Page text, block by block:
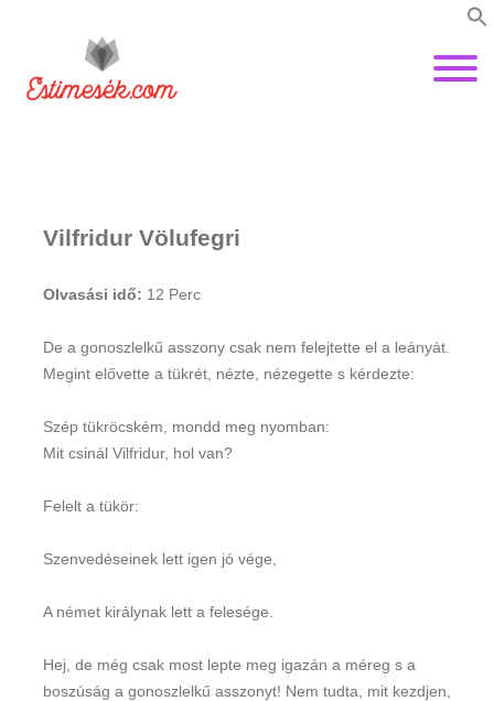
Vilfridur Völufegri
Olvasási idő: 12 Perc
De a gonoszlelkű asszony csak nem felejtette el a leányát.
Megint elővette a tükrét, nézte, nézegette s kérdezte:
Szép tükröcském, mondd meg nyomban:
Mit csinál Vilfridur, hol van?
Felelt a tükör:
Szenvedéseinek lett igen jó vége,
A német királynak lett a felesége.
Hej, de még csak most lepte meg igazán a méreg s a
boszúság a gonoszlelkű asszonyt! Nem tudta, mit kezdjen,